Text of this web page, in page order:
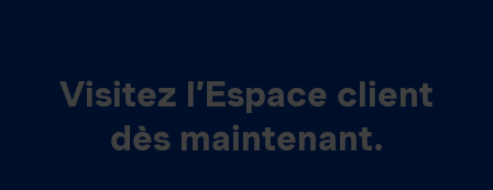
Visitez l’Espace client
dès maintenant.